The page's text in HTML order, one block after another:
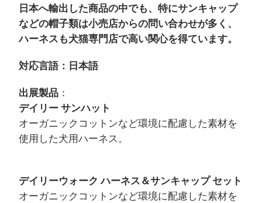
日本へ輸出した商品の中でも、特にサンキャップ
などの帽子類は小売店からの問い合わせが多く、
ハーネスも犬猫専門店で高い関心を得ています。
対応言語：日本語
出展製品 ：
デイリー サンハット
オーガニックコットンなど環境に配慮した素材を
使用した犬用ハーネス。
デイリーウォーク ハーネス＆サンキャップ セット
オーガニックコットンなど環境に配慮した素材を